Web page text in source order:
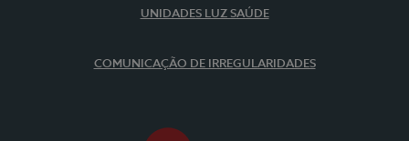
UNIDADES LUZ SAÚDE
COMUNICAÇÃO DE IRREGULARIDADES